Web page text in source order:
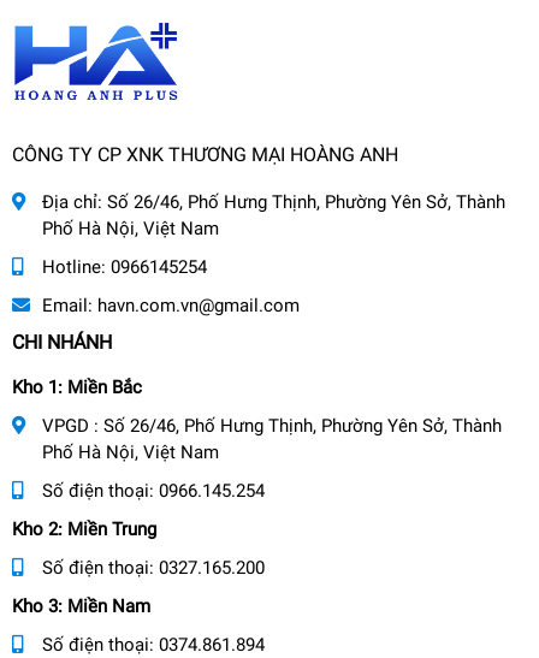
CÔNG TY CP XNK THƯƠNG MẠI HOÀNG ANH
Địa chỉ: Số 26/46, Phố Hưng Thịnh, Phường Yên Sở, Thành
Phố Hà Nội, Việt Nam
Hotline: 0966145254
Email: havn.com.vn@gmail.com
CHI NHÁNH
Kho 1: Miền Bắc
VPGD : Số 26/46, Phố Hưng Thịnh, Phường Yên Sở, Thành
Phố Hà Nội, Việt Nam
Số điện thoại: 0966.145.254
Kho 2: Miền Trung
Số điện thoại: 0327.165.200
Kho 3: Miền Nam
Số điện thoại: 0374.861.894